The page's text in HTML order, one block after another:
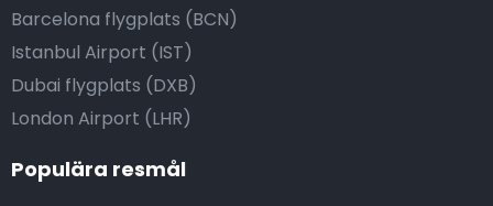
Barcelona flygplats (BCN)
Istanbul Airport (IST)
Dubai flygplats (DXB)
London Airport (LHR)
Populära resmål